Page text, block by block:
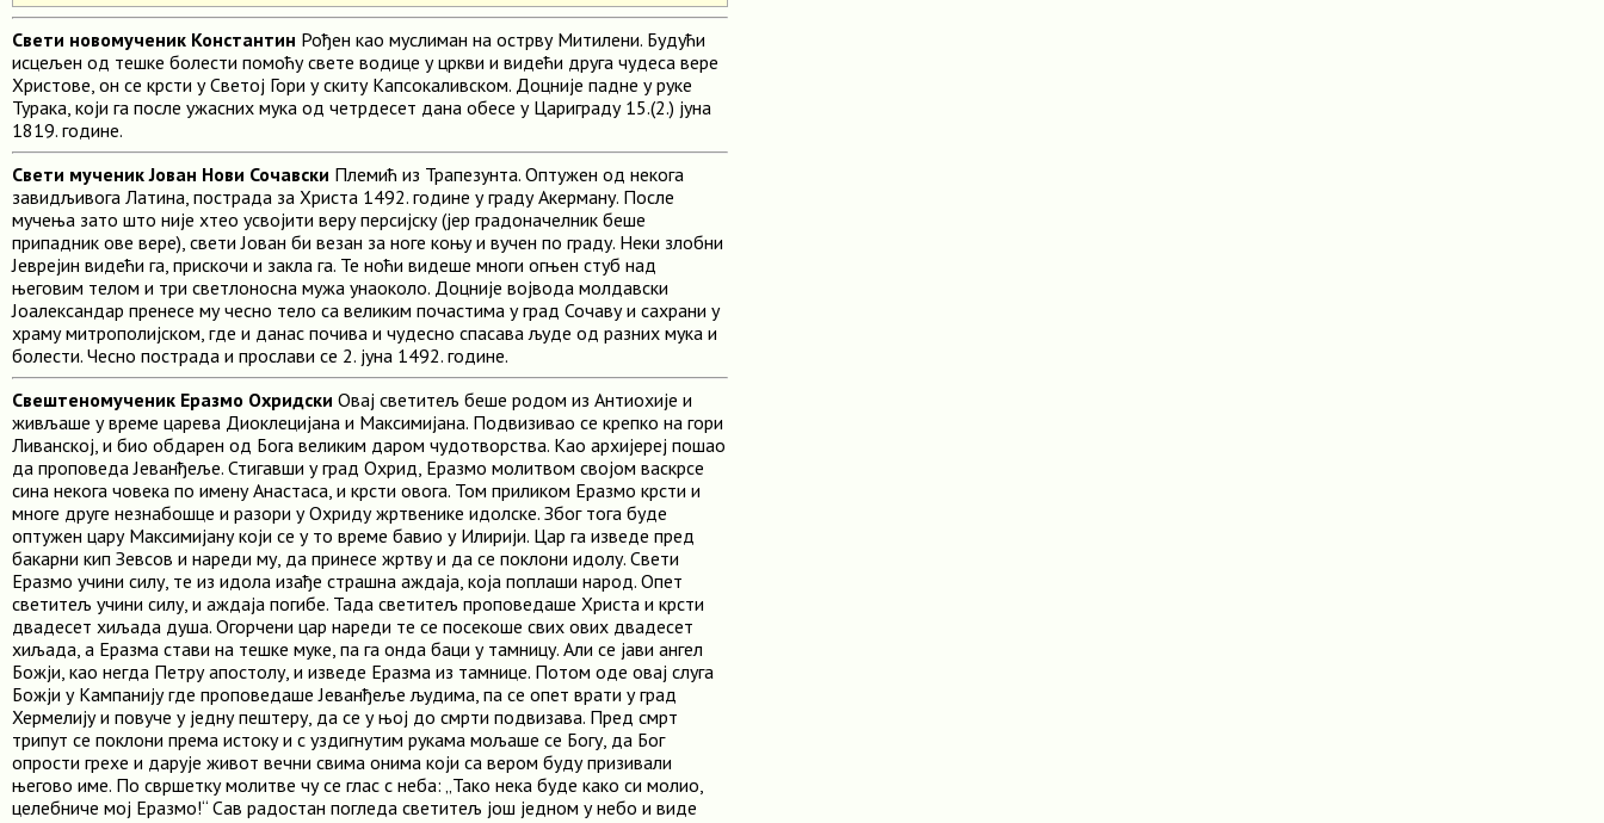
Свети новомученик Константин Рођен као муслиман на острву Митилени. Будући
исцељен од тешке болести помоћу свете водице у цркви и видећи друга чудеса вере
Христове, он се крсти у Светој Гори у скиту Капсокаливском. Доцније падне у руке
Турака, који га после ужасних мука од четрдесет дана обесе у Цариграду 15.(2.) јуна
1819. године.
Свети мученик Јован Нови Сочавски Племић из Трапезунта. Оптужен од некога
завидљивога Латина, пострада за Христа 1492. године у граду Акерману. После
мучења зато што није хтео усвојити веру персијску (јер градоначелник беше
припадник ове вере), свети Јован би везан за ноге коњу и вучен по граду. Неки злобни
Јеврејин видећи га, прискочи и закла га. Те ноћи видеше многи огњен стуб над
његовим телом и три светлоносна мужа унаоколо. Доцније војвода молдавски
Јоалександар пренесе му чесно тело са великим почастима у град Сочаву и сахрани у
храму митрополијском, где и данас почива и чудесно спасава људе од разних мука и
болести. Чесно пострада и прослави се 2. јуна 1492. године.
Свештеномученик Еразмо Охридски Овај светитељ беше родом из Антиохије и
живљаше у време царева Диоклецијана и Максимијана. Подвизивао се крепко на гори
Ливанској, и био обдарен од Бога великим даром чудотворства. Као архијереј пошао
да проповеда Јеванђеље. Стигавши у град Охрид, Еразмо молитвом својом васкрсе
сина некога човека по имену Анастаса, и крсти овога. Том приликом Еразмо крсти и
многе друге незнабошце и разори у Охриду жртвенике идолске. Због тога буде
оптужен цару Максимијану који се у то време бавио у Илирији. Цар га изведе пред
бакарни кип Зевсов и нареди му, да принесе жртву и да се поклони идолу. Свети
Еразмо учини силу, те из идола изађе страшна аждаја, која поплаши народ. Опет
светитељ учини силу, и аждаја погибе. Тада светитељ проповедаше Христа и крсти
двадесет хиљада душа. Огорчени цар нареди те се посекоше свих ових двадесет
хиљада, а Еразма стави на тешке муке, па га онда баци у тамницу. Али се јави ангел
Божји, као негда Петру апостолу, и изведе Еразма из тамнице. Потом оде овај слуга
Божји у Кампанију где проповедаше Јеванђеље људима, па се опет врати у град
Хермелију и повуче у једну пештеру, да се у њој до смрти подвизава. Пред смрт
трипут се поклони према истоку и с уздигнутим рукама мољаше се Богу, да Бог
опрости грехе и дарује живот вечни свима онима који са вером буду призивали
његово име. По свршетку молитве чу се глас с неба: „Тако нека буде како си молио,
целебниче мој Еразмо!“ Сав радостан погледа светитељ још једном у небо и виде